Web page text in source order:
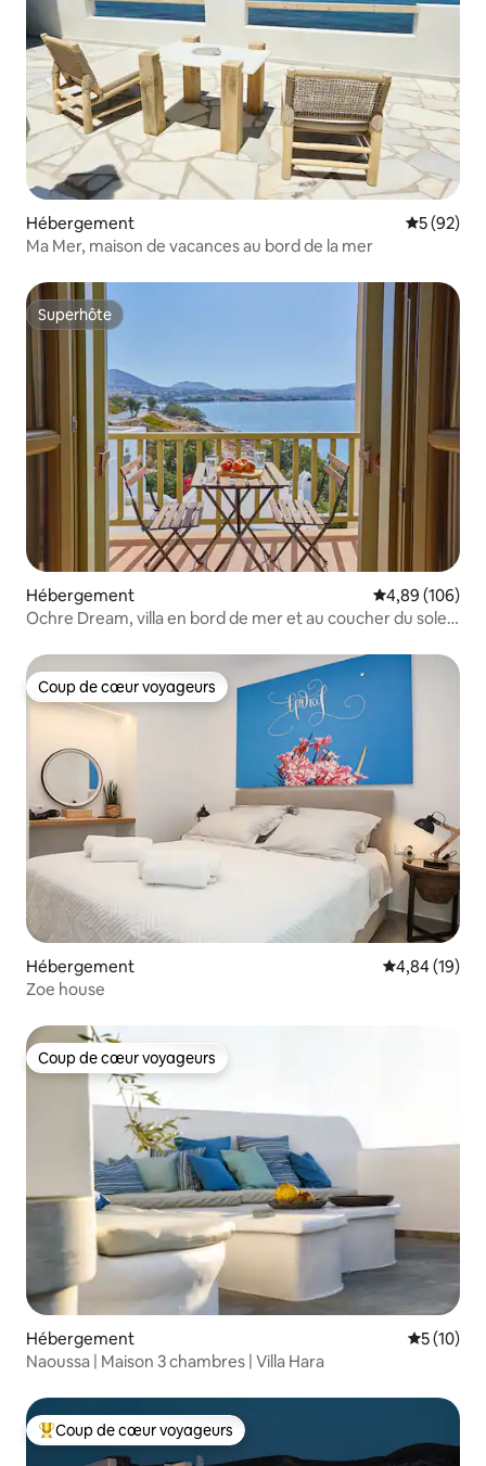
Hébergement
5 (92)
Ma Mer, maison de vacances au bord de la mer
Superhôte
Superhôte
Hébergement Évaluation
4,89 (106)
Ochre Dream, villa en bord de mer et au coucher du soleil
Coup de cœur voyageurs
Coup de cœur voyageurs
Hébergement Évaluation
4,84 (19)
Zoe house
Coup de cœur voyageurs
Coup de cœur voyageurs
Hébergement
5 (10)
Naoussa | Maison 3 chambres | Villa Hara
Coups de cœur voyageurs les plus appréciés
Coup de cœur voyageurs